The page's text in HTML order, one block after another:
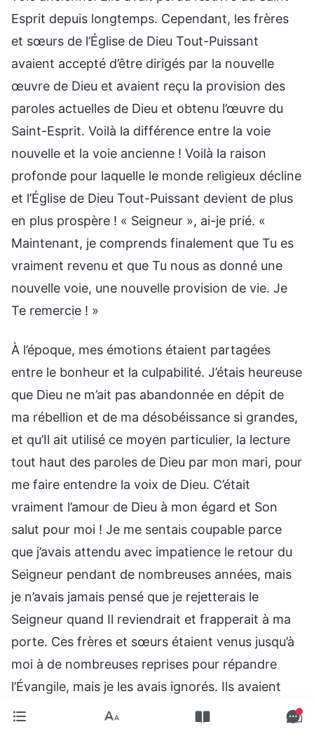
Esprit depuis longtemps. Cependant, les frères
et sœurs de l’Église de Dieu Tout-Puissant
avaient accepté d’être dirigés par la nouvelle
œuvre de Dieu et avaient reçu la provision des
paroles actuelles de Dieu et obtenu l’œuvre du
Saint-Esprit. Voilà la différence entre la voie
nouvelle et la voie ancienne ! Voilà la raison
profonde pour laquelle le monde religieux décline
et l’Église de Dieu Tout-Puissant devient de plus
en plus prospère ! « Seigneur », ai-je prié. «
Maintenant, je comprends finalement que Tu es
vraiment revenu et que Tu nous as donné une
nouvelle voie, une nouvelle provision de vie. Je
Te remercie ! »
À l’époque, mes émotions étaient partagées
entre le bonheur et la culpabilité. J’étais heureuse
que Dieu ne m’ait pas abandonnée en dépit de
ma rébellion et de ma désobéissance si grandes,
et qu’Il ait utilisé ce moyen particulier, la lecture
tout haut des paroles de Dieu par mon mari, pour
me faire entendre la voix de Dieu. C’était
vraiment l’amour de Dieu à mon égard et Son
salut pour moi ! Je me sentais coupable parce
que j’avais attendu avec impatience le retour du
Seigneur pendant de nombreuses années, mais
je n’avais jamais pensé que je rejetterais le
Seigneur quand Il reviendrait et frapperait à ma
porte. Ces frères et sœurs étaient venus jusqu’à
moi à de nombreuses reprises pour répandre
l’Évangile, mais je les avais ignorés. Ils avaient
échangé avec mon mari et, pourtant, je m’étais